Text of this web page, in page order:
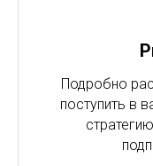
Подробно
поступить в